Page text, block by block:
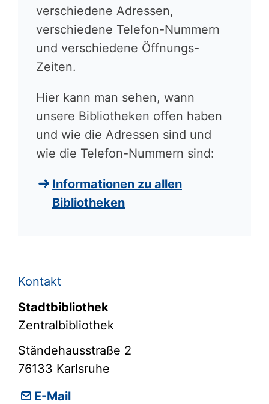
verschiedene Adressen,
verschiedene Telefon-Nummern
und verschiedene Öffnungs-
Zeiten.
Hier kann man sehen, wann
unsere Bibliotheken offen haben
und wie die Adressen sind und
wie die Telefon-Nummern sind:
Informationen zu allen
Bibliotheken
Kontakt
Stadtbibliothek
Zentralbibliothek
Ständehausstraße 2
76133 Karlsruhe
E-Mail